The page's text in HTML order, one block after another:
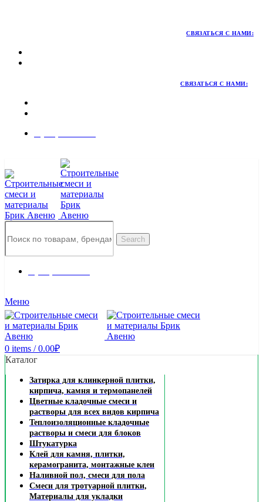
СВЯЗАТЬСЯ С НАМИ:
СВЯЗАТЬСЯ С НАМИ:
Search
Меню
0 items / 0.00₽
Каталог
Затирка для клинкерной плитки,
кирпича, камня и термопанелей
Цветные кладочные смеси и
растворы для всех видов кирпича
Теплоизоляционные кладочные
растворы и смеси для блоков
Штукатурка
Клей для камня, плитки,
керамогранита, монтажные клеи
Наливной пол, смеси для пола
Смеси для тротуарной плитки,
Материалы для укладки